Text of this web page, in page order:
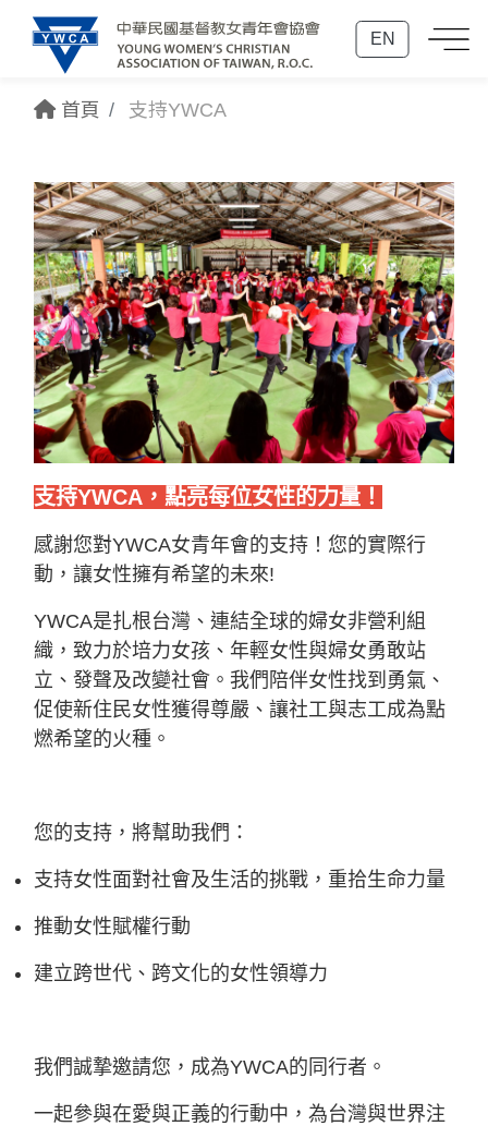
EN
首頁 支持YWCA
支持YWCA，點亮每位女性的力量！
感謝您對YWCA女青年會的支持！您的實際行
動，讓女性擁有希望的未來!
YWCA是扎根台灣、連結全球的婦女非營利組
織，致力於培力女孩、年輕女性與婦女勇敢站
立、發聲及改變社會。我們陪伴女性找到勇氣、
促使新住民女性獲得尊嚴、讓社工與志工成為點
燃希望的火種。
您的支持，將幫助我們：
支持女性面對社會及生活的挑戰，重拾生命力量
推動女性賦權行動
建立跨世代、跨文化的女性領導力
我們誠摯邀請您，成為YWCA的同行者。
一起參與在愛與正義的行動中，為台灣與世界注